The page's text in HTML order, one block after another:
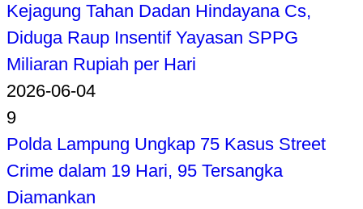
Kejagung Tahan Dadan Hindayana Cs,
Diduga Raup Insentif Yayasan SPPG
Miliaran Rupiah per Hari
2026-06-04
9
Polda Lampung Ungkap 75 Kasus Street
Crime dalam 19 Hari, 95 Tersangka
Diamankan